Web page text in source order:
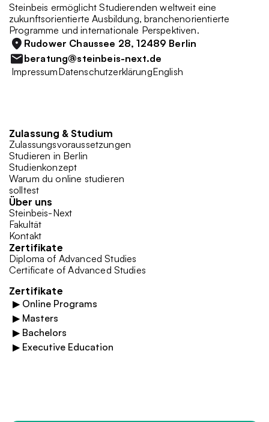
Steinbeis ermöglicht Studierenden weltweit eine
zukunftsorientierte Ausbildung, branchenorientierte
Programme und internationale Perspektiven.
Rudower Chaussee 28, 12489 Berlin
beratung@steinbeis-next.de
ImpressumDatenschutzerklärungEnglish
Zulassung & Studium
Zulassungsvoraussetzungen
Studieren in Berlin
Studienkonzept
Warum du online studieren
solltest
Über uns
Steinbeis-Next
Fakultät
Kontakt
Zertifikate
Diploma of Advanced Studies
Certificate of Advanced Studies
Zertifikate
▶ Online Programs
▶ Masters
▶ Bachelors
▶ Executive Education